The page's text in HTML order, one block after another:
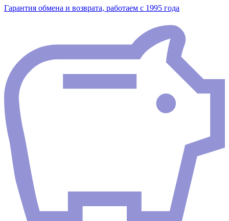
Гарантия обмена и возврата, работаем с 1995 года